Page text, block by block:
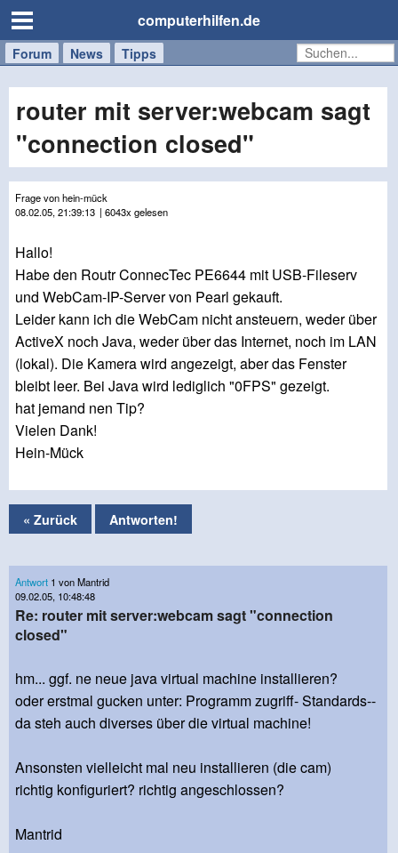
computerhilfen.de
Forum News Tipps
Handy
Tablet
Windows
Mac
router mit server:webcam sagt
"connection closed"
Frage von hein-mück
08.02.05, 21:39:13 | 6043x gelesen
Hallo!
Habe den Routr ConnecTec PE6644 mit USB-Fileserv
und WebCam-IP-Server von Pearl gekauft.
Leider kann ich die WebCam nicht ansteuern, weder über
ActiveX noch Java, weder über das Internet, noch im LAN
(lokal). Die Kamera wird angezeigt, aber das Fenster
bleibt leer. Bei Java wird lediglich "0FPS" gezeigt.
hat jemand nen Tip?
Vielen Dank!
Hein-Mück
« Zurück Antworten!
Antwort 1 von Mantrid
09.02.05, 10:48:48
Re: router mit server:webcam sagt "connection
closed"
hm... ggf. ne neue java virtual machine installieren?
oder erstmal gucken unter: Programm zugriff- Standards--
da steh auch diverses über die virtual machine!
Ansonsten vielleicht mal neu installieren (die cam)
richtig konfiguriert? richtig angeschlossen?
Mantrid